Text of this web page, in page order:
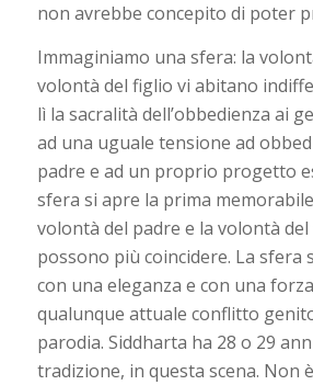
non avrebbe concepito di poter
Immaginiamo una sfera: la
volontà del figlio vi abitano
lì la sacralità dell’obbedienza ai
ad una uguale tensione ad
padre e ad un proprio progetto
sfera si apre la prima
volontà del padre e la volontà
possono più coincidere. La sfera
con una eleganza e con una
qualunque attuale conflitto
parodia. Siddharta ha 28 o 29
tradizione, in questa scena. Non